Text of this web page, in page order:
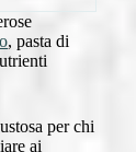
, pasta di
per chi
ai